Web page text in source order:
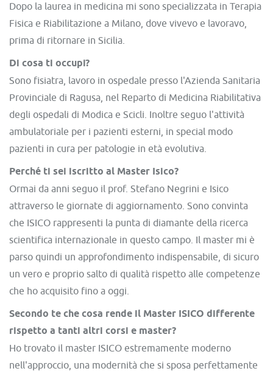
Dopo la laurea in medicina mi sono specializzata in Terapia
Fisica e Riabilitazione a Milano, dove vivevo e lavoravo,
prima di ritornare in Sicilia.
Di cosa ti occupi?
Sono fisiatra, lavoro in ospedale presso l'Azienda Sanitaria
Provinciale di Ragusa, nel Reparto di Medicina Riabilitativa
degli ospedali di Modica e Scicli. Inoltre seguo l'attività
ambulatoriale per i pazienti esterni, in special modo
pazienti in cura per patologie in età evolutiva.
Perché ti sei iscritto al Master Isico?
Ormai da anni seguo il prof. Stefano Negrini e Isico
attraverso le giornate di aggiornamento. Sono convinta
che ISICO rappresenti la punta di diamante della ricerca
scientifica internazionale in questo campo. Il master mi è
parso quindi un approfondimento indispensabile, di sicuro
un vero e proprio salto di qualità rispetto alle competenze
che ho acquisito fino a oggi.
Secondo te che cosa rende il Master ISICO differente
rispetto a tanti altri corsi e master?
Ho trovato il master ISICO estremamente moderno
nell'approccio, una modernità che si sposa perfettamente